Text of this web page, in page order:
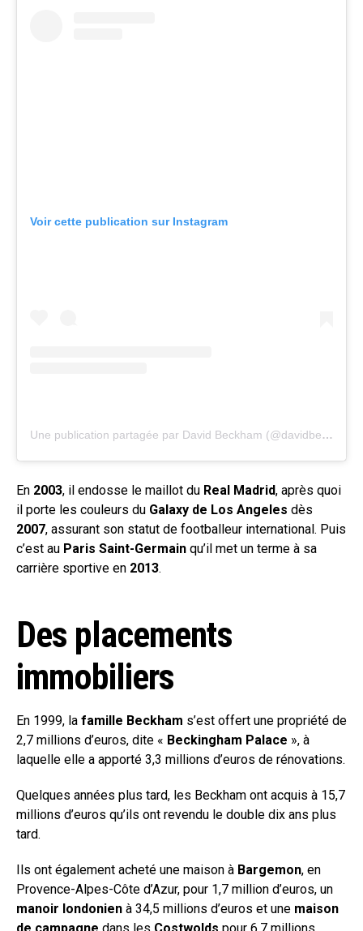
Voir cette publication sur Instagram
Une publication partagée par David Beckham (@davidbeckham)
En 2003, il endosse le maillot du Real Madrid, après quoi
il porte les couleurs du Galaxy de Los Angeles dès
2007, assurant son statut de footballeur international. Puis
c’est au Paris Saint-Germain qu’il met un terme à sa
carrière sportive en 2013.
Des placements
immobiliers
En 1999, la famille Beckham s’est offert une propriété de
2,7 millions d’euros, dite « Beckingham Palace », à
laquelle elle a apporté 3,3 millions d’euros de rénovations.
Quelques années plus tard, les Beckham ont acquis à 15,7
millions d’euros qu’ils ont revendu le double dix ans plus
tard.
Ils ont également acheté une maison à Bargemon, en
Provence-Alpes-Côte d’Azur, pour 1,7 million d’euros, un
manoir londonien à 34,5 millions d’euros et une maison